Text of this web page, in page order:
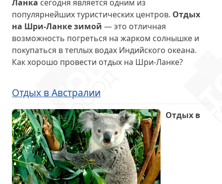
Ланка сегодня является одним из
популярнейших туристических центров. Отдых
на Шри-Ланке зимой — это отличная
возможность погреться на жарком солнышке и
покупаться в теплых водах Индийского океана.
Как хорошо провести отдых на Шри-Ланке?
Отдых в Австралии
Отдых в